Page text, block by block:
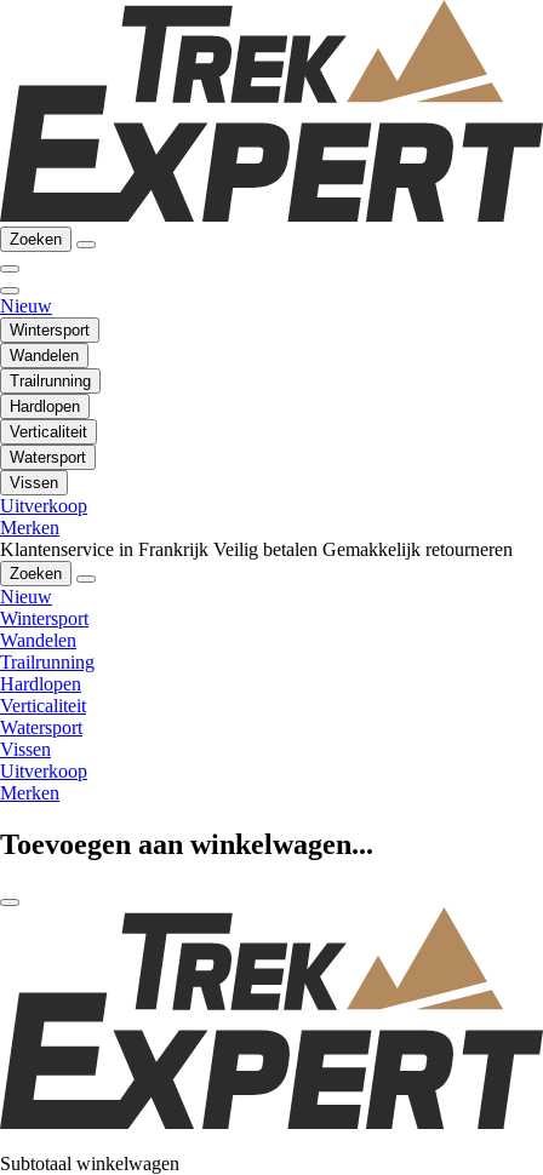
Zoeken
Nieuw
Wintersport
Wandelen
Trailrunning
Hardlopen
Verticaliteit
Watersport
Vissen
Uitverkoop
Merken
Klantenservice in Frankrijk Veilig betalen Gemakkelijk retourneren
Zoeken
Nieuw
Wintersport
Wandelen
Trailrunning
Hardlopen
Verticaliteit
Watersport
Vissen
Uitverkoop
Merken
Toevoegen aan winkelwagen...
Subtotaal winkelwagen